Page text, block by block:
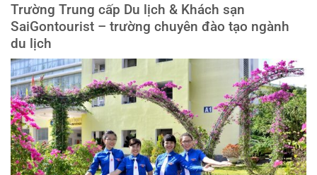
Trường Trung cấp Du lịch & Khách sạn
SaiGontourist – trường chuyên đào tạo ngành
du lịch